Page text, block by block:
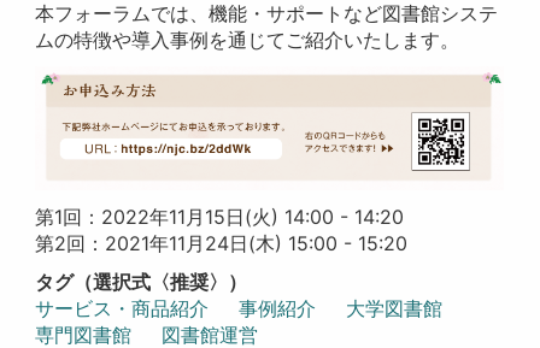
本フォーラムでは、機能・サポートなど図書館システ
ムの特徴や導入事例を通じてご紹介いたします。
第1回：2022年11月15日(火) 14:00 - 14:20
第2回：2021年11月24日(木) 15:00 - 15:20
タグ（選択式〈推奨〉）
サービス・商品紹介
事例紹介
大学図書館
専門図書館
図書館運営